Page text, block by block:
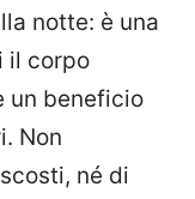
notte: è una
il corpo
un beneficio
Non
né di